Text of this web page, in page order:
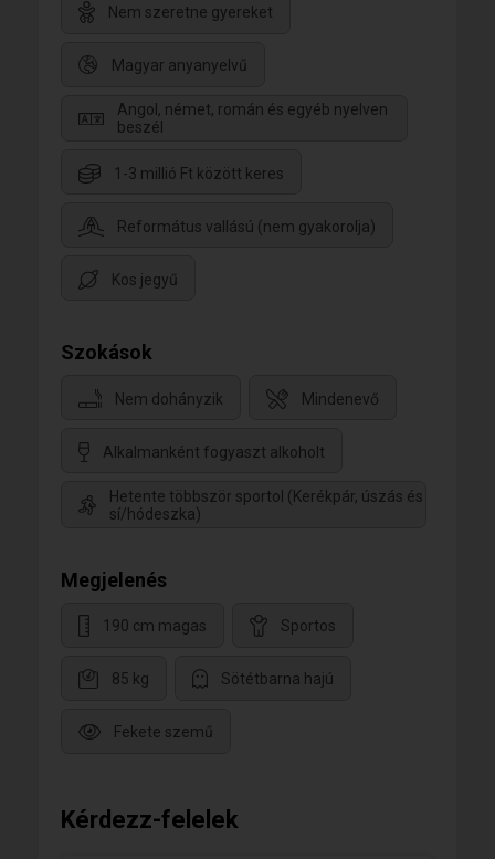
Nem szeretne gyereket
Magyar anyanyelvű
Angol, német, román és egyéb nyelven
beszél
1-3 millió Ft között keres
Református vallású (nem gyakorolja)
Kos jegyű
Szokások
Nem dohányzik Mindenevő
Alkalmanként fogyaszt alkoholt
Hetente többször sportol (Kerékpár, úszás és
sí/hódeszka)
Megjelenés
190 cm magas Sportos
85 kg Sötétbarna hajú
Fekete szemű
Kérdezz-felelek